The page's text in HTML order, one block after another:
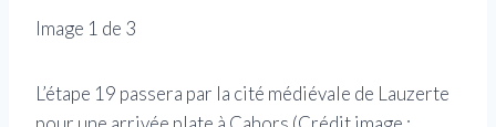
Image 1 de 3
L’étape 19 passera par la cité médiévale de Lauzerte